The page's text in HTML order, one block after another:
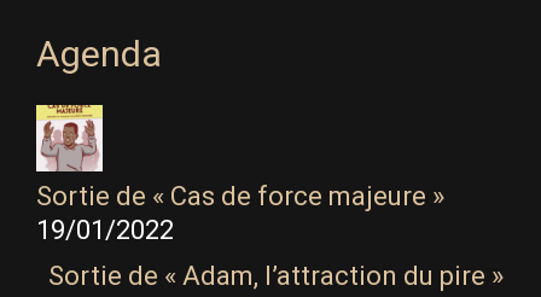
Agenda
Sortie de « Cas de force majeure »
19/01/2022
Sortie de « Adam, l’attraction du pire »